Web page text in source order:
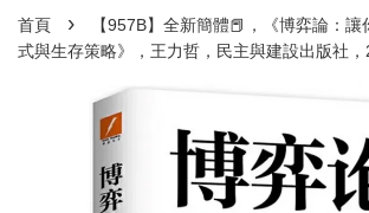
首頁 ›
【957B】全新簡體📕，《博弈論：
式與生存策略》，王力哲，民主與建設出版社